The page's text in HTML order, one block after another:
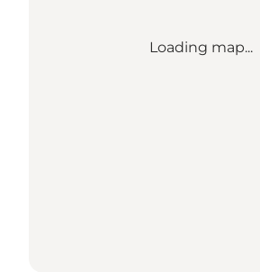
Loading map...